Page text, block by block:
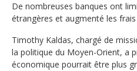
De nombreuses banques ont
étrangères et augmenté les
Timothy Kaldas, chargé de
la politique du Moyen-Orient, a
économique pourrait être plus